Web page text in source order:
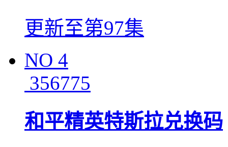
更新至第97集
NO 4
356775
和平精英特斯拉兑换码